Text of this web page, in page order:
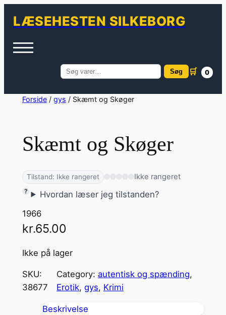
LÆSEHESTEN SILKEBORG
Søg
Søg 🛒 0
SpringForside/ gys / Skæmt og Skøger
Skæmt og Skøger
Tilstand: Ikke rangeret Ikke rangeret
Hvordan læser jeg tilstanden?
1966
kr.65.00
Ikke på lager
SKU:
38677
Category:autentisk og spænding
Erotik, gys, Krimi
Beskrivelse